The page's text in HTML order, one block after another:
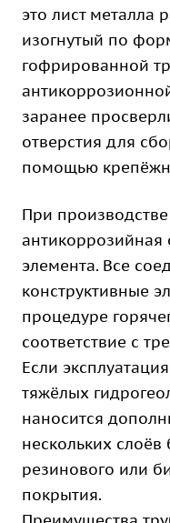
это лист металла
изогнутый по
гофрированной
заранее
отверстия для
помощью
При
антикоррозийная
элемента. Все
конструктивные
процедуре
соответствие с
Если
тяжёлых
наносится
нескольких
резинового или
покрытия.